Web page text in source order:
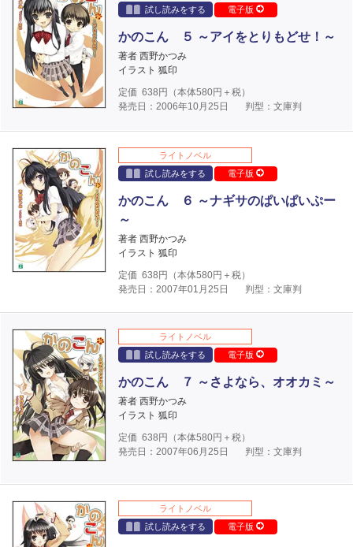
試し読みをする
電子版
かのこん ５ ～アイをとりもどせ！～
著者 西野かつみ
イラスト 狐印
定価 638 円（本体580円＋税）
発売日：2006年10月25日
判型：文庫判
ライトノベル
試し読みをする
電子版
かのこん ６ ～ナギサのぱいぱいぷー
～
著者 西野かつみ
イラスト 狐印
定価 638 円（本体580円＋税）
発売日：2007年01月25日
判型：文庫判
ライトノベル
試し読みをする
電子版
かのこん ７ ～さよなら、オオカミ～
著者 西野かつみ
イラスト 狐印
定価 638 円（本体580円＋税）
発売日：2007年06月25日
判型：文庫判
ライトノベル
試し読みをする
電子版